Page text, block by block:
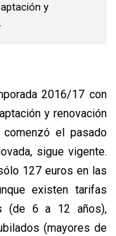
y
2016/17 con
y renovación
el pasado
sigue vigente.
127 euros en las
existen tarifas
(de 6 a 12 años),
(mayores de